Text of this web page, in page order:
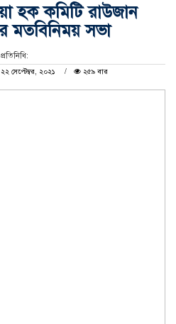
হক কমিটি রাউজান
মতবিনিময় সভা
সেপ্টেম্বর, ২০২১
২৫৯ বার